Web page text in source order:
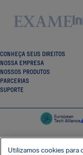
CONHEÇA SEUS DIREITOS
NOSSA EMPRESA
NOSSOS PRODUTOS
PARCERIAS
SUPORTE
Utilizamos cookies para